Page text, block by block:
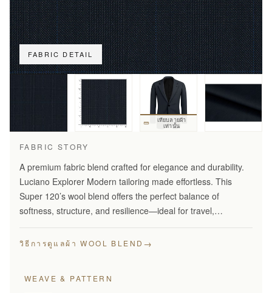
FABRIC DETAIL
เทียบลายผ้า
เท่านั้น
FABRIC STORY
A premium fabric blend crafted for elegance and durability.
Luciano Explorer Modern tailoring made effortless. This
Super 120’s wool blend offers the perfect balance of
softness, structure, and resilience—ideal for travel,
วิธีการดูแลผ้า WOOL BLEND →
WEAVE & PATTERN